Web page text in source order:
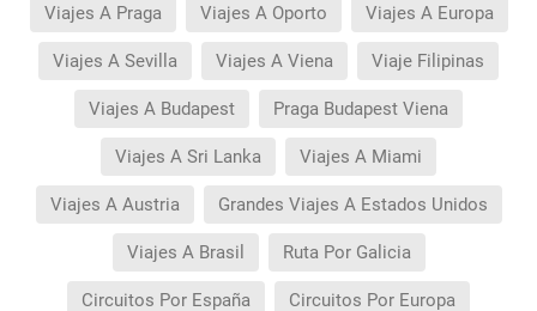
Viajes A Praga Viajes A Oporto Viajes A Europa
Viajes A Sevilla Viajes A Viena Viaje Filipinas
Viajes A Budapest Praga Budapest Viena
Viajes A Sri Lanka Viajes A Miami
Viajes A Austria Grandes Viajes A Estados Unidos
Viajes A Brasil Ruta Por Galicia
Circuitos Por España Circuitos Por Europa